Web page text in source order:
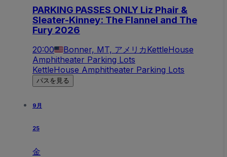
PARKING PASSES ONLY Liz Phair &
Sleater-Kinney: The Flannel and The
Fury 2026
20:00 Bonner, MT, アメリカKettleHouse
Amphitheater Parking Lots
KettleHouse Amphitheater Parking Lots
パスを見る
9月
25
金